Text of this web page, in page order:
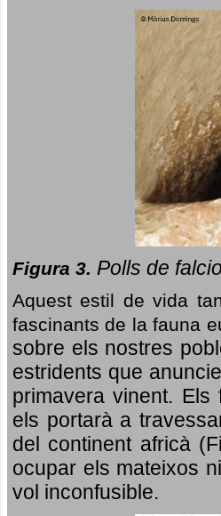
Figura 3. Polls de
Aquest estil de vida
fascinants de la fauna
sobre els nostres
estridents que
primavera vinent. Els
els portarà a
del continent africà
ocupar els mateixos
vol inconfusible.